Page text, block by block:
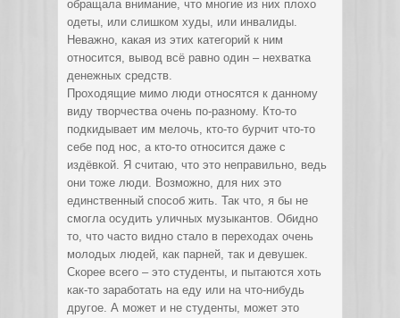
обращала внимание, что многие из них плохо
одеты, или слишком худы, или инвалиды.
Неважно, какая из этих категорий к ним
относится, вывод всё равно один – нехватка
денежных средств.
Проходящие мимо люди относятся к данному
виду творчества очень по-разному. Кто-то
подкидывает им мелочь, кто-то бурчит что-то
себе под нос, а кто-то относится даже с
издёвкой. Я считаю, что это неправильно, ведь
они тоже люди. Возможно, для них это
единственный способ жить. Так что, я бы не
смогла осудить уличных музыкантов. Обидно
то, что часто видно стало в переходах очень
молодых людей, как парней, так и девушек.
Скорее всего – это студенты, и пытаются хоть
как-то заработать на еду или на что-нибудь
другое. А может и не студенты, может это